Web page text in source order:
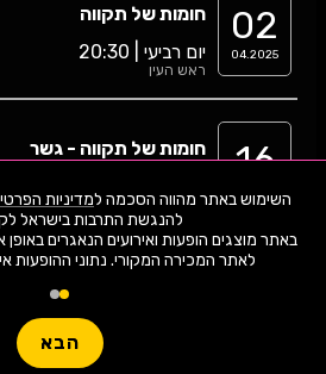
השימוש באתר מהווה הסכמה למדיניות
באתר מוצגים הופעות ואירועים הנאגרים
לאתר המכירה המקורי. נתוני ההופעות
הבא
02
04.2025
חומות של תקווה
יום רביעי | 20:30
ראש העין
16
חומות של תקווה - גשר
תל אביב